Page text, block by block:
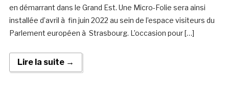
en démarrant dans le Grand Est. Une Micro-Folie sera ainsi
installée d’avril à fin juin 2022 au sein de l’espace visiteurs du
Parlement européen à Strasbourg. L’occasion pour […]
Lire la suite →